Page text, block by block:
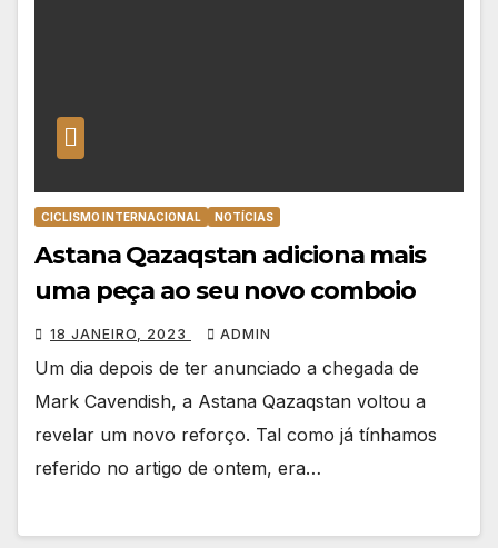
CICLISMO INTERNACIONAL NOTÍCIAS
Astana Qazaqstan adiciona mais
uma peça ao seu novo comboio
18 JANEIRO, 2023 ADMIN
Um dia depois de ter anunciado a chegada de
Mark Cavendish, a Astana Qazaqstan voltou a
revelar um novo reforço. Tal como já tínhamos
referido no artigo de ontem, era…